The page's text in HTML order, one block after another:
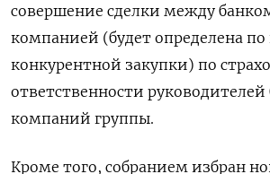
совершение сделки между
компанией (будет определена
конкурентной закупки) по
ответственности руководителей
компаний группы.
Кроме того, собранием избран